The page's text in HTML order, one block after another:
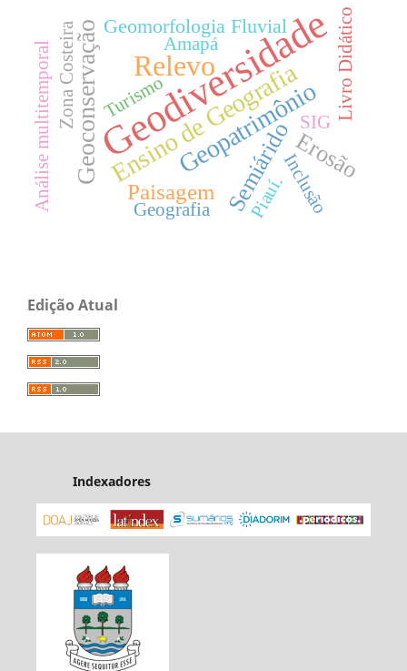
Geodiversidade
Relevo
Geoconservação Geopatrimônio
Ensino de Geografia
SemiáridoErosão
Paisagem
Geomorfologia Fluvial
Turismo
Zona Costeira Amapá Livro Didático
Inclusão
Análise multitemporal SIG
Geografia Piauí.
Edição Atual
Indexadores